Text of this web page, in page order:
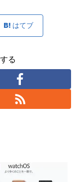
はてブ
る